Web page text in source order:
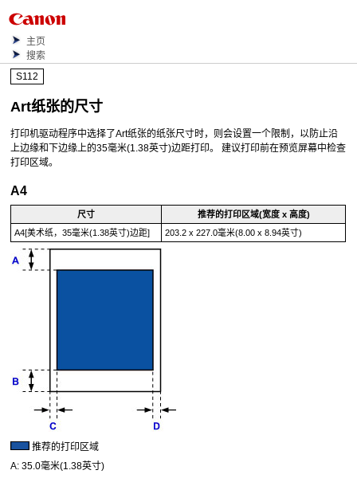
主页
搜索
S112
Art纸张的尺寸
打印机驱动程序中选择了Art纸张的纸张尺寸时，则会设置一个限制，以防止沿
上边缘和下边缘上的35毫米(1.38英寸)边距打印。
建议打印前在预览屏幕中检查
打印区域。
A4
尺寸
推荐的打印区域(宽度 x 高度)
A4[美术纸，35毫米(1.38英寸)边距]
203.2 x 227.0毫米(8.00 x 8.94英寸)
推荐的打印区域
A:35.0毫米(1.38英寸)